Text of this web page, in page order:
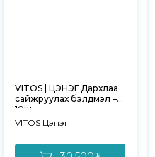
VITOS | ЦЭНЭГ Дархлаа
сайжруулах бэлдмэл –
10ш
VITOS Цэнэг